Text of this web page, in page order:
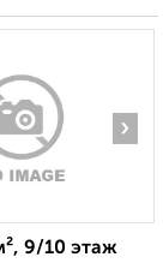
›
9/10 этаж